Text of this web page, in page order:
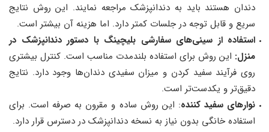
دندان هستند باید به دندانپزشک مراجعه نمایند. این روش نتایج
سریع و قابل توجه در جلسات کمتر دارد. اما هزینه آن بیشتر است.
استفاده از سینی‌های سفارشی بلیچینگ با دستور دندانپزشک در
منزل: این روش برای استفاده بلندمدت مناسب است. کنترل بیشتری
روی فرآیند سفید کردن و میزان سفیدی دندان‌ها وجود دارد. نتایج
دقیق‌تر و یکدست‌تر است.
نوارهای سفید کننده: این روش ساده و مقرون به صرفه است. برای
استفاده خانگی بدون نیاز به نسخه دندانپزشک در دسترس قرار دارد.